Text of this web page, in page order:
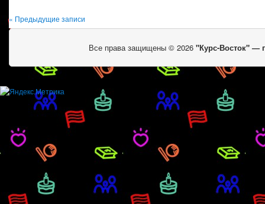
« Предыдущие записи
Все права защищены © 2026 "Курс-Восток" —